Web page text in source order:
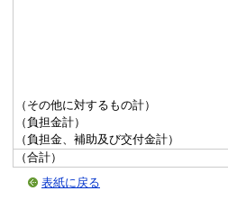
（その他に対するもの計）
（負担金計）
（負担金、補助及び交付金計）
（合計）
表紙に戻る